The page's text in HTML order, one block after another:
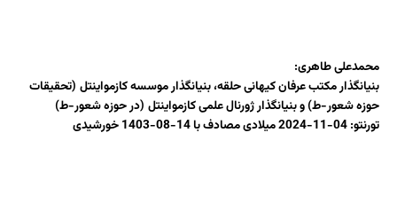
محمدعلی طاهری:
بنیانگذار مکتب عرفان کیهانی حلقه، بنیانگذار موسسه کازمواینتل (تحقیقات
حوزه شعور-ط) و بنیانگذار ژورنال علمی کازمواینتل (در حوزه شعور-ط)
تورنتو:04-11-2024 میلادی مصادف با 14-08-1403 خورشیدی